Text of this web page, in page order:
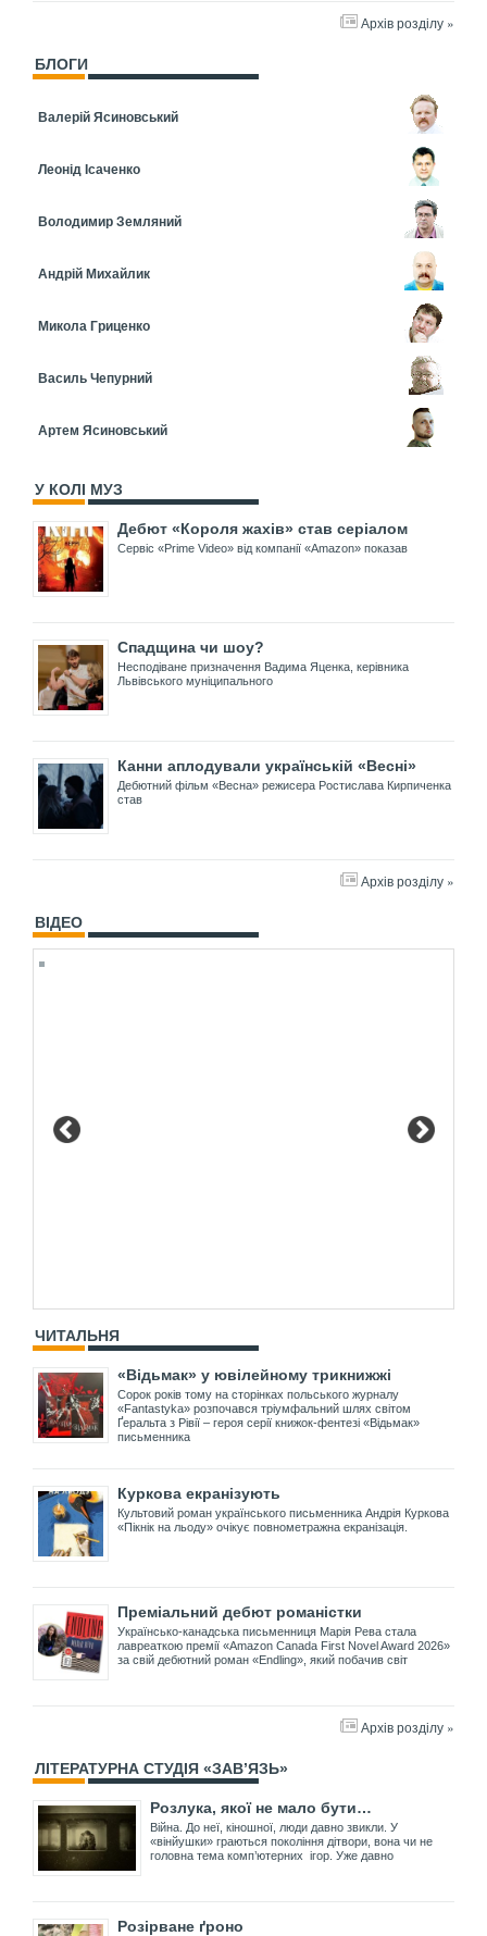
Архів розділу »
БЛОГИ
Валерій Ясиновський
Леонід Ісаченко
Володимир Земляний
Андрій Михайлик
Микола Гриценко
Василь Чепурний
Артем Ясиновський
У КОЛІ МУЗ
Дебют «Короля жахів» став серіалом
Сервіс «Prime Video» від компанії «Amazon» показав
Спадщина чи шоу?
Несподіване призначення Вадима Яценка, керівника
Львівського муніципального
Канни аплодували українській «Весні»
Дебютний фільм «Весна» режисера Ростислава Кирпиченка
став
Архів розділу »
ВІДЕО
ЧИТАЛЬНЯ
«Відьмак» у ювілейному трикнижжі
Сорок років тому на сторінках польського журналу
«Fantastyka» розпочався тріумфальний шлях світом
Ґеральта з Рівії – героя серії книжок-фентезі «Відьмак»
письменника
Куркова екранізують
Культовий роман українського письменника Андрія Куркова
«Пікнік на льоду» очікує повнометражна екранізація.
Преміальний дебют романістки
Українсько-канадська письменниця Марія Рева стала
лавреаткою премії «Amazon Canada First Novel Award 2026»
за свій дебютний роман «Endling», який побачив світ
Архів розділу »
ЛІТЕРАТУРНА СТУДІЯ «ЗАВ’ЯЗЬ»
Розлука, якої не мало бути…
Війна. До неї, кіношної, люди давно звикли. У
«вінйушки» граються покоління дітвори, вона чи не
головна тема комп’ютерних ігор. Уже давно
Розірване ґроно